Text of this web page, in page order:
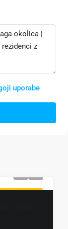
uporabe